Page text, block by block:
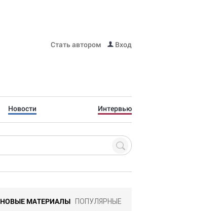
Стать автором Вход
Новости Интервью
НОВЫЕ МАТЕРИАЛЫ ПОПУЛЯРНЫЕ